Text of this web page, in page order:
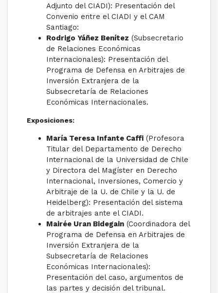
Adjunto del CIADI): Presentación del
Convenio entre el CIADI y el CAM
Santiago:
Rodrigo Yáñez Benítez (Subsecretario
de Relaciones Económicas
Internacionales): Presentación del
Programa de Defensa en Arbitrajes de
Inversión Extranjera de la
Subsecretaría de Relaciones
Económicas Internacionales.
Exposiciones:
María Teresa Infante Caffi(Profesora
Titular del Departamento de Derecho
Internacional de la Universidad de Chile
y Directora del Magíster en Derecho
Internacional, Inversiones, Comercio y
Arbitraje de la U. de Chile y la U. de
Heidelberg): Presentación del sistema
de arbitrajes ante el CIADI.
Mairée Uran Bidegain(Coordinadora del
Programa de Defensa en Arbitrajes de
Inversión Extranjera de la
Subsecretaría de Relaciones
Económicas Internacionales):
Presentación del caso, argumentos de
las partes y decisión del tribunal.